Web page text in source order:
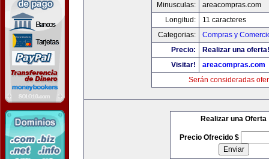
Minusculas:
areacompras.com
Longitud:
11 caracteres
Categorias:
Compras y
Precio:
Realizar una oferta!
Visitar!
areacompras.com
Serán consideradas
Realizar una Oferta
Precio Ofrecido $